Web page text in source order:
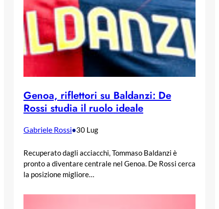
Genoa, riflettori su Baldanzi: De
Rossi studia il ruolo ideale
Gabriele Rossi•30 Lug
Recuperato dagli acciacchi, Tommaso Baldanzi è
pronto a diventare centrale nel Genoa. De Rossi cerca
la posizione migliore…